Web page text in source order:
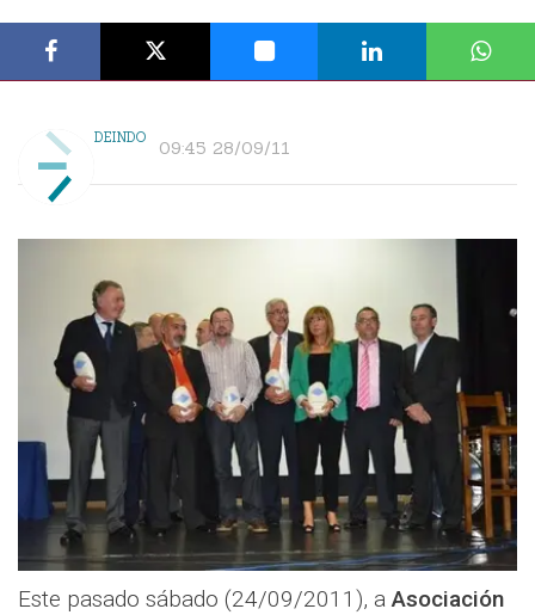
DEINDO 09:45 28/09/11
Este pasado sábado (24/09/2011), aAsociación